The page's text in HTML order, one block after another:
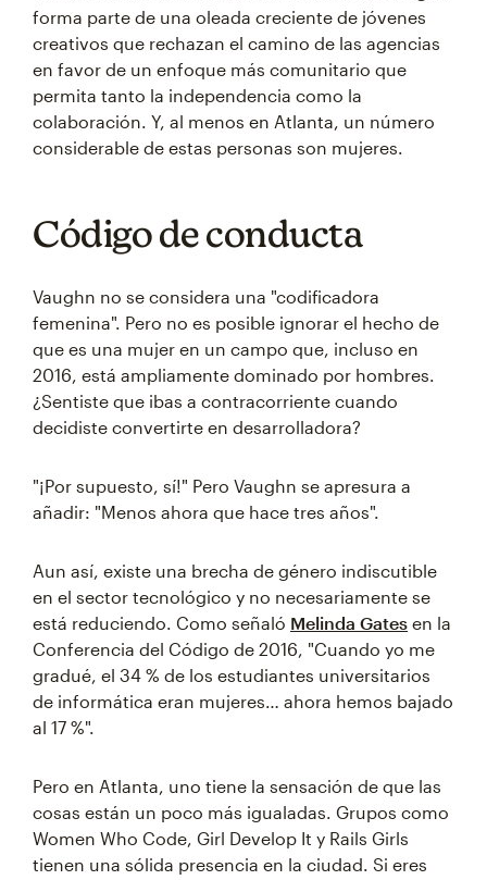
forma parte de una oleada creciente de jóvenes
creativos que rechazan el camino de las agencias
en favor de un enfoque más comunitario que
permita tanto la independencia como la
colaboración. Y, al menos en Atlanta, un número
considerable de estas personas son mujeres.
Código de conducta
Vaughn no se considera una "codificadora
femenina". Pero no es posible ignorar el hecho de
que es una mujer en un campo que, incluso en
2016, está ampliamente dominado por hombres.
¿Sentiste que ibas a contracorriente cuando
decidiste convertirte en desarrolladora?
"¡Por supuesto, sí!" Pero Vaughn se apresura a
añadir: "Menos ahora que hace tres años".
Aun así, existe una brecha de género indiscutible
en el sector tecnológico y no necesariamente se
está reduciendo. Como señaló Melinda Gates en la
Conferencia del Código de 2016, "Cuando yo me
gradué, el 34 % de los estudiantes universitarios
de informática eran mujeres… ahora hemos bajado
al 17 %".
Pero en Atlanta, uno tiene la sensación de que las
cosas están un poco más igualadas. Grupos como
Women Who Code, Girl Develop It y Rails Girls
tienen una sólida presencia en la ciudad. Si eres